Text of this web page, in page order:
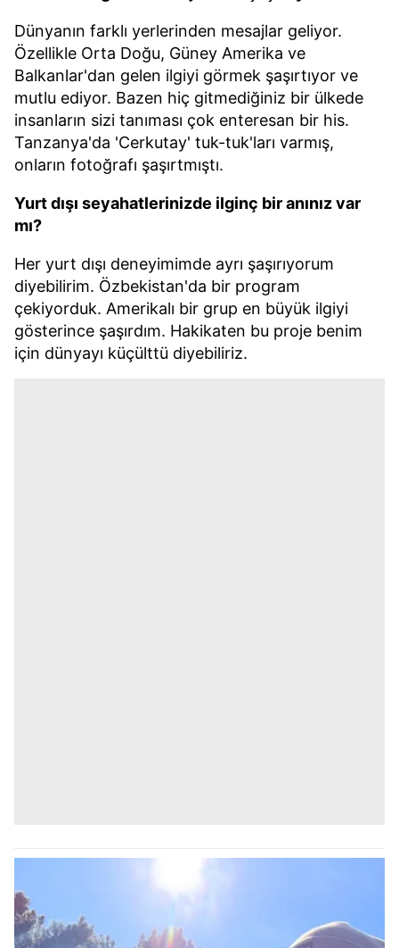
Dünyanın farklı yerlerinden mesajlar geliyor.
Özellikle Orta Doğu, Güney Amerika ve
Balkanlar'dan gelen ilgiyi görmek şaşırtıyor ve
mutlu ediyor. Bazen hiç gitmediğiniz bir ülkede
insanların sizi tanıması çok enteresan bir his.
Tanzanya'da 'Cerkutay' tuk-tuk'ları varmış,
onların fotoğrafı şaşırtmıştı.
Yurt dışı seyahatlerinizde ilginç bir anınız var
mı?
Her yurt dışı deneyimimde ayrı şaşırıyorum
diyebilirim. Özbekistan'da bir program
çekiyorduk. Amerikalı bir grup en büyük ilgiyi
gösterince şaşırdım. Hakikaten bu proje benim
için dünyayı küçülttü diyebiliriz.